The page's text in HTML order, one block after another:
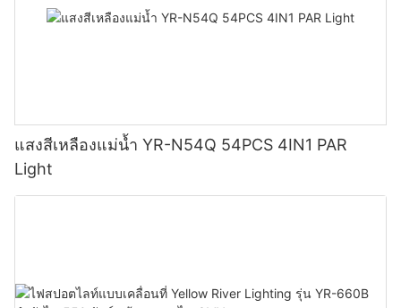
แสงสีเหลืองแม่น้ำ YR-N54Q 54PCS 4IN1 PAR
Light